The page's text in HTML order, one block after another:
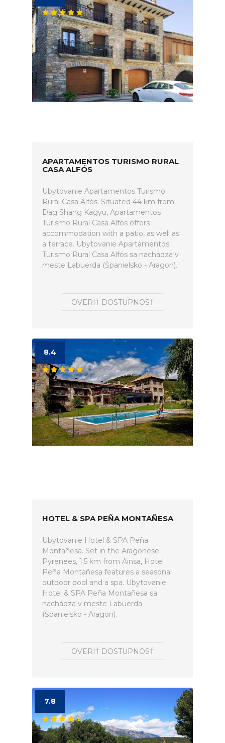
APARTAMENTOS TURISMO RURAL
CASA ALFÓS
Ubytovanie Apartamentos Turismo
Rural Casa Alfós. Situated 44 km from
Dag Shang Kagyu, Apartamentos
Turismo Rural Casa Alfós offers
accommodation with a patio, as well as
a terrace. Ubytovanie Apartamentos
Turismo Rural Casa Alfós sa nachádza v
meste Labuerda (Španielsko - Aragon).
OVERIŤ DOSTUPNOSŤ
8.4
HOTEL & SPA PEÑA MONTAÑESA
Ubytovanie Hotel & SPA Peña
Montañesa. Set in the Aragonese
Pyrenees, 1.5 km from Ainsa, Hotel
Peña Montañesa features a seasonal
outdoor pool and a spa. Ubytovanie
Hotel & SPA Peña Montañesa sa
nachádza v meste Labuerda
(Španielsko - Aragon).
OVERIŤ DOSTUPNOSŤ
7.8